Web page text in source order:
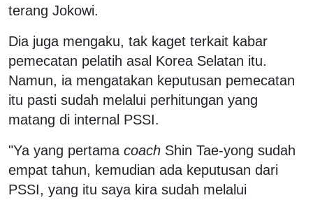
terang Jokowi.
Dia juga mengaku, tak kaget terkait kabar
pemecatan pelatih asal Korea Selatan itu.
Namun, ia mengatakan keputusan pemecatan
itu pasti sudah melalui perhitungan yang
matang di internal PSSI.
"Ya yang pertama coach Shin Tae-yong sudah
empat tahun, kemudian ada keputusan dari
PSSI, yang itu saya kira sudah melalui